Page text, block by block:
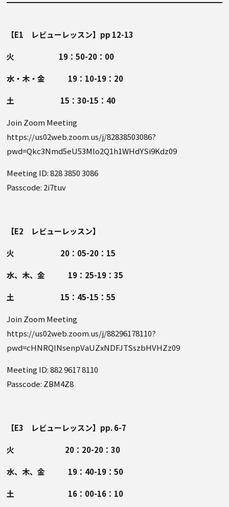
【E1 レビューレッスン】pp 12-13
火 19：50-20：00
水・木・金 19：10-19：20
土 15：30-15：40
Join Zoom Meeting
https://us02web.zoom.us/j/82838503086?
pwd=Qkc3Nmd5eU53Mlo2Q1h1WHdYSi9Kdz09
Meeting ID: 828 3850 3086
Passcode: 2i7tuv
【E2 レビューレッスン】
火 20：05-20：15
水、木、金 19：25-19：35
土 15：45-15：55
Join Zoom Meeting
https://us02web.zoom.us/j/88296178110?
pwd=cHNRQlNsenpVaUZxNDFJTSszbHVHZz09
Meeting ID: 882 9617 8110
Passcode: ZBM4Z8
【E3 レビューレッスン】pp. 6-7
火 20：20-20：30
水、木、金 19：40-19：50
土 16：00-16：10